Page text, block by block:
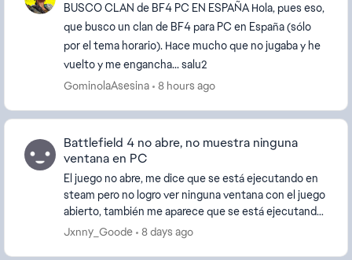
BUSCO CLAN de BF4 PC EN ESPAÑA Hola, pues eso,
que busco un clan de BF4 para PC en España (sólo
por el tema horario). Hace mucho que no jugaba y he
vuelto y me engancha... salu2
GominolaAsesina
8 hours ago
Battlefield 4 no abre, no muestra ninguna
ventana en PC
El juego no abre, me dice que se está ejecutando en
steam pero no logro ver ninguna ventana con el juego
abierto, también me aparece que se está ejecutando
en el administrador de tareas pero nada, si...
Jxnny_Goode 8 days ago